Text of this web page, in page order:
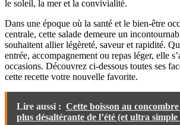
le soleil, la mer et la convivialité.
Dans une époque où la santé et le bien-être
centrale, cette salade demeure un
souhaitent allier légèreté, saveur et rapidité.
entrée, accompagnement ou repas léger, elle
occasions. Découvrez ci-dessous toutes ses
cette recette votre nouvelle favorite.
Lire aussi : Cette boisson au
plus désaltérante de l’été (et ultra